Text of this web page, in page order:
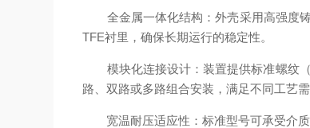
全金属一体化结构：外壳采用高强度铸
TFE衬里，确保长期运行的稳定性。
模块化连接设计：装置提供标准螺纹（
路、双路或多路组合安装，满足不同工艺需
宽温耐压适应性：标准型号可承受介质